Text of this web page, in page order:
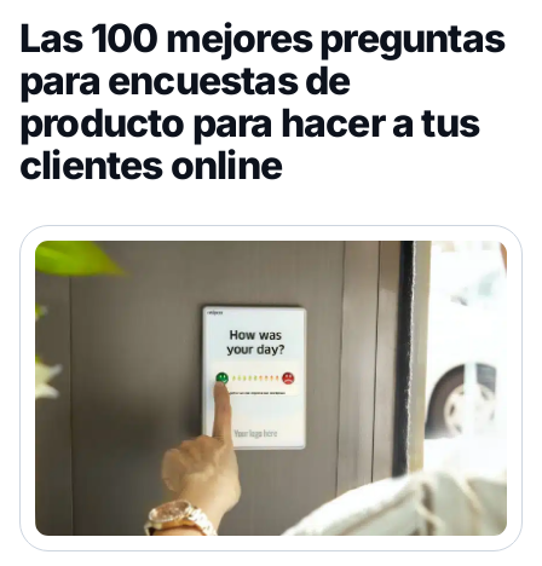
Las 100 mejores preguntas
para encuestas de
producto para hacer a tus
clientes online